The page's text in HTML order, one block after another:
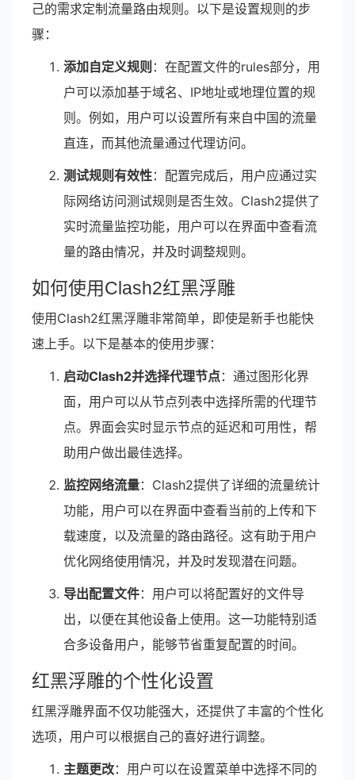
己的需求定制流量路由规则。以下是设置规则的步
骤：
添加自定义规则 ：在配置文件的rules部分，用
户可以添加基于域名、IP地址或地理位置的规
则。例如，用户可以设置所有来自中国的流量
直连，而其他流量通过代理访问。
测试规则有效性：配置完成后，用户应通过实
际网络访问测试规则是否生效。Clash2提供了
实时流量监控功能，用户可以在界面中查看流
量的路由情况，并及时调整规则。
如何使用Clash2红黑浮雕
使用Clash2红黑浮雕非常简单，即使是新手也能快
速上手。以下是基本的使用步骤：
启动Clash2并选择代理节点：通过图形化界
面，用户可以从节点列表中选择所需的代理节
点。界面会实时显示节点的延迟和可用性，帮
助用户做出最佳选择。
监控网络流量：Clash2提供了详细的流量统计
功能，用户可以在界面中查看当前的上传和下
载速度，以及流量的路由路径。这有助于用户
优化网络使用情况，并及时发现潜在问题。
导出配置文件：用户可以将配置好的文件导
出，以便在其他设备上使用。这一功能特别适
合多设备用户，能够节省重复配置的时间。
红黑浮雕的个性化设置
红黑浮雕界面不仅功能强大，还提供了丰富的个性化
选项，用户可以根据自己的喜好进行调整。
主题更改：用户可以在设置菜单中选择不同的